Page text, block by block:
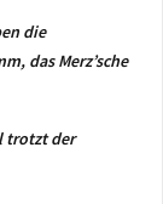
die
das Merz’sche
trotzt der